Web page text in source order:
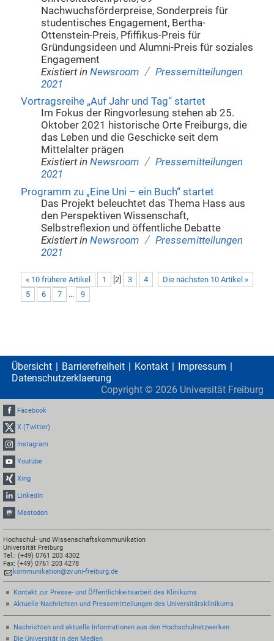
Nachwuchsförderpreise, Sonderpreis für
studentisches Engagement, Bertha-
Ottenstein-Preis, Pfiffikus-Preis für
Gründungsideen und Alumni-Preis für soziales
Engagement
Existiert in Newsroom / Pressemitteilungen
2021
Vortragsreihe „Auf Jahr und Tag“ startet
Im Fokus der Ringvorlesung stehen ab 25.
Oktober 2021 historische Orte Freiburgs, die
das Leben und die Geschicke seit dem
Mittelalter prägen
Existiert in Newsroom / Pressemitteilungen
2021
Programm zu „Eine Uni – ein Buch“ startet
Das Projekt beleuchtet das Thema Hass aus
den Perspektiven Wissenschaft,
Selbstreflexion und öffentliche Debatte
Existiert in Newsroom / Pressemitteilungen
2021
« 10 frühere Artikel Die nächsten 10 Artikel »
1 2] 3
4
5
6 7 ... 9
Übersicht Barrierefreiheit Kontakt
Impressum
Datenschutzerklaerung
Copyright © 2026 Universität Freiburg
Facebook
X (Twitter)
Instagram
Youtube
Xing
LinkedIn
Mastodon
Hochschul- und Wissenschaftskommunikation
Universität Freiburg
Tel.: (+49) 0761 203 4302
Fax: (+49) 0761 203 4278
kommunikation@zv.uni-freiburg.de
Kontakt zur Presse- und Öffentlichkeitsarbeit des Klinikums
Aktuelle Nachrichten und Pressemitteilungen des Universitätsklinikums
Nachrichten und aktuelle Informationen aus den Hochschulnetzwerken
Die Universität in den Medien